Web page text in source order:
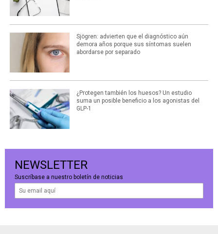
Sjögren: advierten que el diagnóstico aún
demora años porque sus síntomas suelen
abordarse por separado
¿Protegen también los huesos? Un estudio
suma un posible beneficio a los agonistas del
GLP-1
NEWSLETTER
Suscríbase a nuestro boletín de noticias